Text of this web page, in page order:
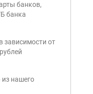
банков,
банка
зависимости от
из нашего